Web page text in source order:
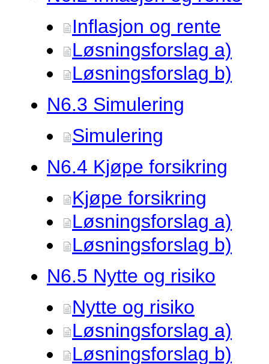
Inflasjon og rente
Løsningsforslag a)
Løsningsforslag b)
N6.3 Simulering
Simulering
N6.4 Kjøpe forsikring
Kjøpe forsikring
Løsningsforslag a)
Løsningsforslag b)
N6.5 Nytte og risiko
Nytte og risiko
Løsningsforslag a)
Løsningsforslag b)